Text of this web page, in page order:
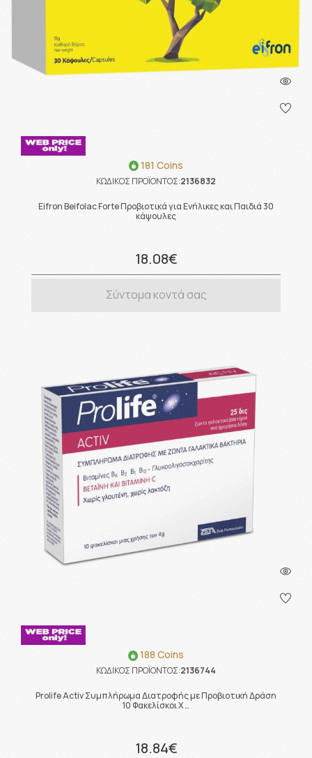
181 Coins
ΚΩΔΙΚΟΣ ΠΡΟΪΟΝΤΟΣ:2136832
Eifron Beifolac Forte Προβιοτικά για Ενήλικες και Παιδιά 30
κάψουλες
18.08€
Σύντομα κοντά σας
188 Coins
ΚΩΔΙΚΟΣ ΠΡΟΪΟΝΤΟΣ:2136744
Prolife Activ Συμπλήρωμα Διατροφής με Προβιοτική Δράση
10 Φακελίσκοι X …
18.84€